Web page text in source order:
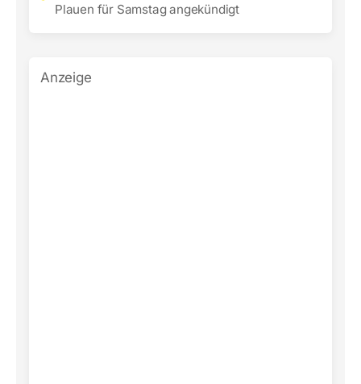
Plauen für Samstag angekündigt
Anzeige